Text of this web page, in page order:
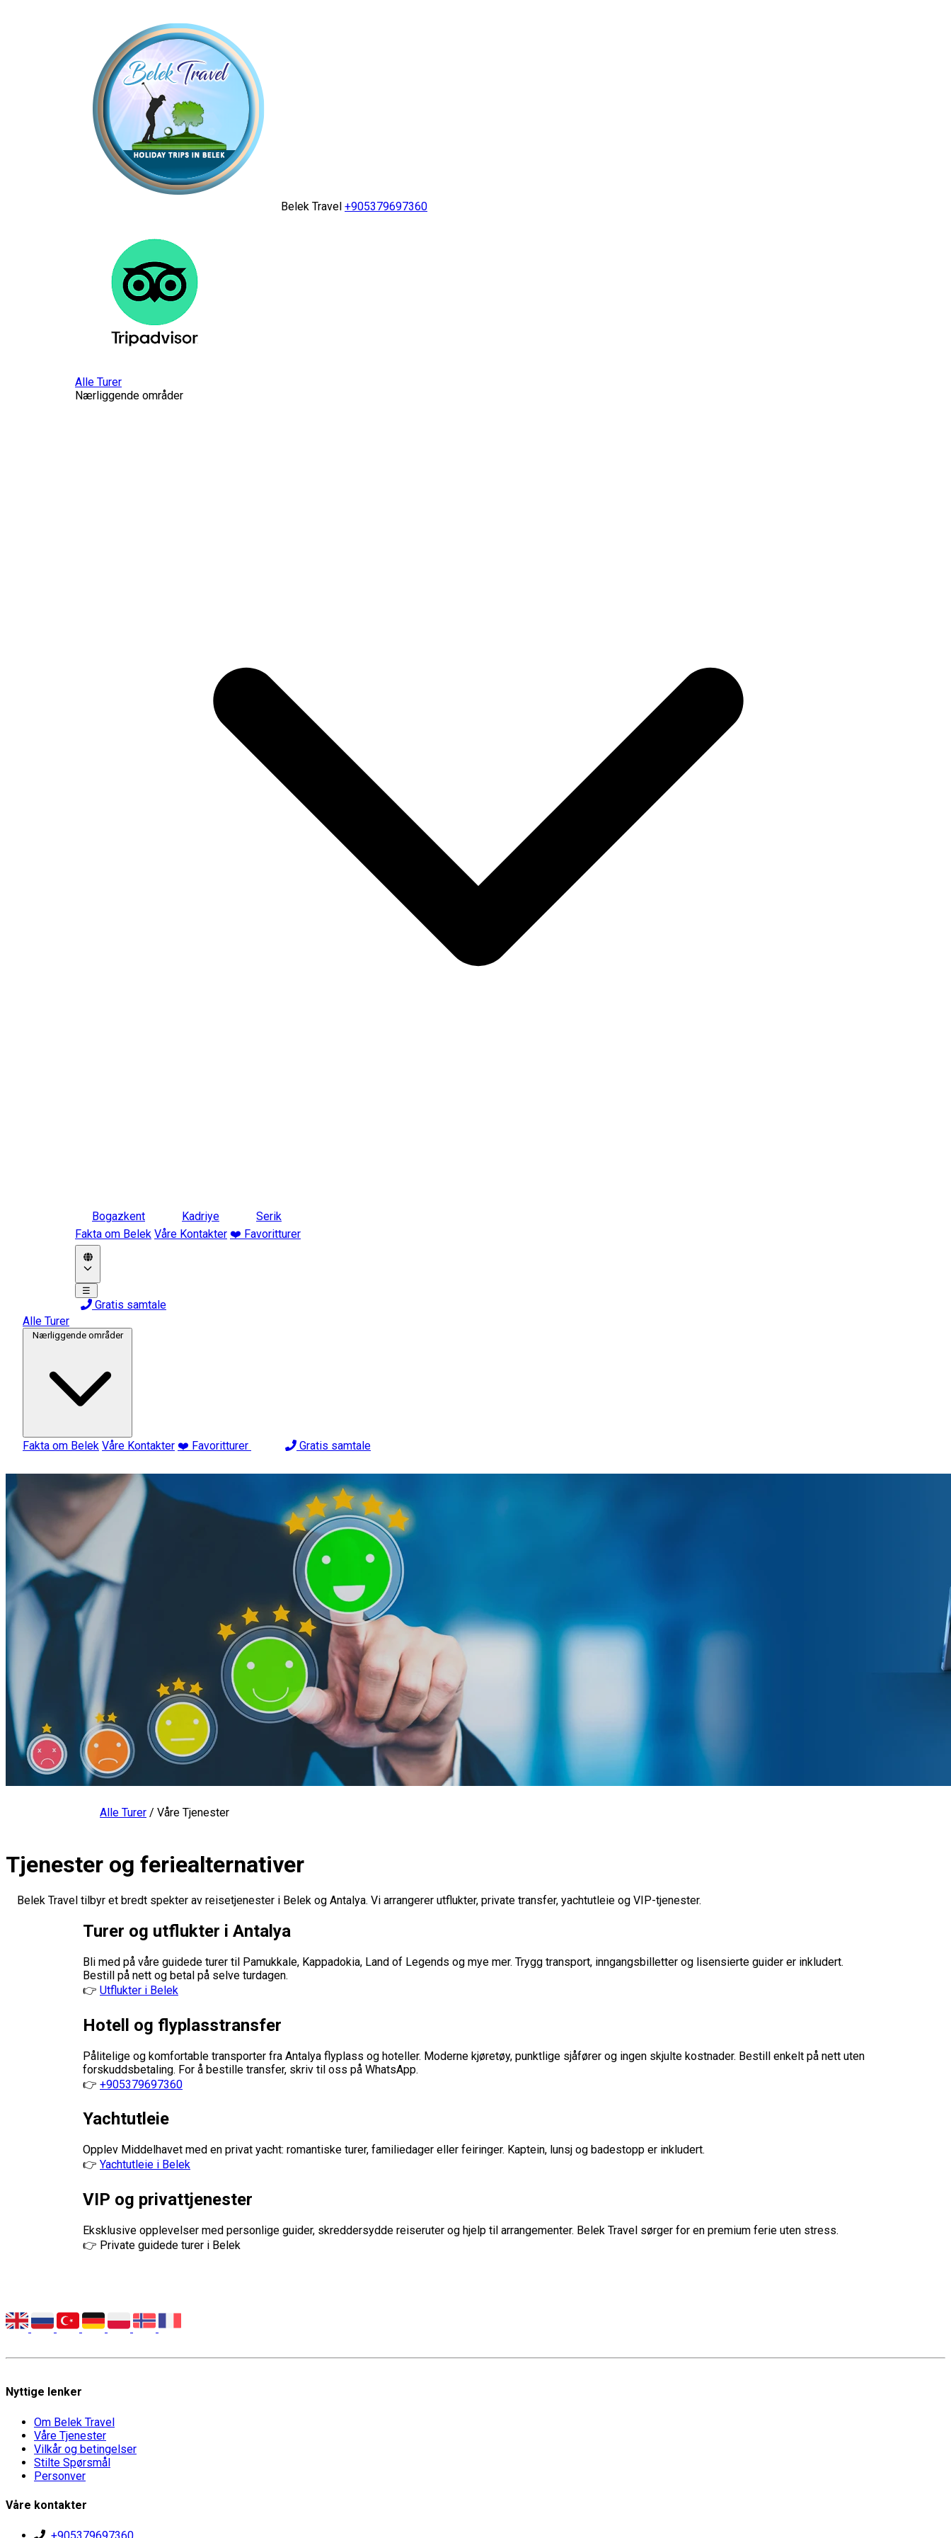
Belek Travel +905379697360
Alle Turer
Nærliggende områder
Bogazkent Kadriye
Serik
Fakta om Belek Våre Kontakter ❤️ Favoritturer
☰
Gratis samtale
Alle Turer
Nærliggende områder
Fakta om Belek Våre Kontakter ❤️ Favoritturer Gratis samtale
Alle Turer / Våre Tjenester
Tjenester og feriealternativer
Belek Travel tilbyr et bredt spekter av reisetjenester i Belek og Antalya. Vi arrangerer utflukter, private transfer, yachtutleie og VIP-tjenester.
Turer og utflukter i Antalya
Bli med på våre guidede turer til Pamukkale, Kappadokia, Land of Legends og mye mer. Trygg transport, inngangsbilletter og lisensierte guider er inkludert.
Bestill på nett og betal på selve turdagen.
👉 Utflukter i Belek
Hotell og flyplasstransfer
Pålitelige og komfortable transporter fra Antalya flyplass og hoteller. Moderne kjøretøy, punktlige sjåfører og ingen skjulte kostnader. Bestill enkelt på nett uten
forskuddsbetaling. For å bestille transfer, skriv til oss på WhatsApp.
👉 +905379697360
Yachtutleie
Opplev Middelhavet med en privat yacht: romantiske turer, familiedager eller feiringer. Kaptein, lunsj og badestopp er inkludert.
👉 Yachtutleie i Belek
VIP og privattjenester
Eksklusive opplevelser med personlige guider, skreddersydde reiseruter og hjelp til arrangementer. Belek Travel sørger for en premium ferie uten stress.
👉 Private guidede turer i Belek
Nyttige lenker
Om Belek Travel
Våre Tjenester
Vilkår og betingelser
Stilte Spørsmål
Personver
Våre kontakter
+905379697360